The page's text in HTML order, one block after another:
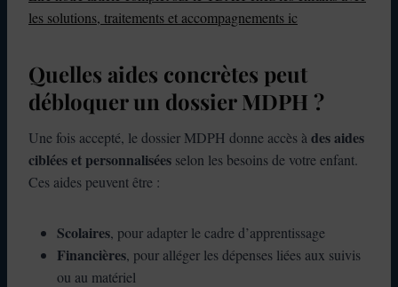
les solutions, traitements et accompagnements ic
Quelles aides concrètes peut
débloquer un dossier MDPH ?
Une fois accepté, le dossier MDPH donne accès à des aides
ciblées et personnalisées selon les besoins de votre enfant.
Ces aides peuvent être :
Scolaires, pour adapter le cadre d’apprentissage
Financières, pour alléger les dépenses liées aux suivis
ou au matériel